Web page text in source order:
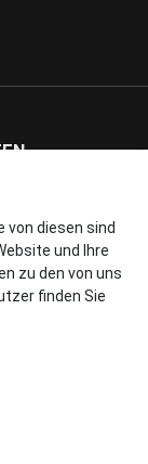
von diesen sind
und Ihre
zu den von uns
finden Sie